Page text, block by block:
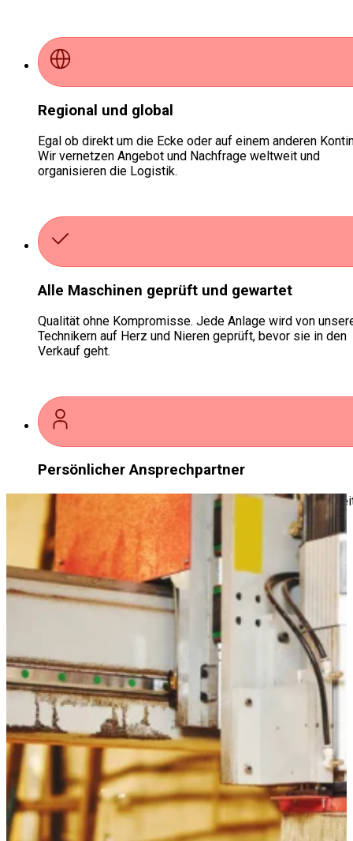
Regional und global
Egal ob direkt um die Ecke oder auf einem anderen
Wir vernetzen Angebot und Nachfrage weltweit und
organisieren die Logistik.
Alle Maschinen geprüft und gewartet
Qualität ohne Kompromisse. Jede Anlage wird von
Technikern auf Herz und Nieren geprüft, bevor sie in den
Verkauf geht.
Persönlicher Ansprechpartner
Bei uns sind Sie keine Nummer. Ein fester Experte
Sie von der ersten Anfrage bis zur erfolgreichen
Inbetriebnahme.